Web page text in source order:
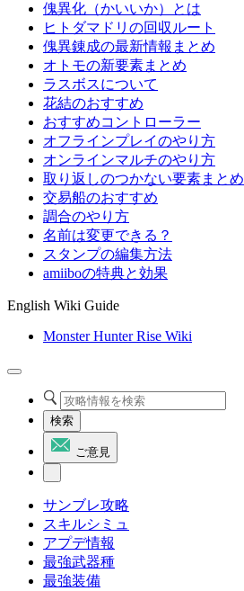
傀異化（かいいか）とは
ヒトダマドリの回収ルート
傀異錬成の最新情報まとめ
オトモの新要素まとめ
ラスボスについて
花結のおすすめ
おすすめコントローラー
オフラインプレイのやり方
オンラインマルチのやり方
取り返しのつかない要素まとめ
交易船のおすすめ
調合のやり方
名前は変更できる？
スタンプの編集方法
amiiboの特典と効果
English Wiki Guide
Monster Hunter Rise Wiki
検索
ご意見
サンブレ攻略
スキルシミュ
アプデ情報
最強武器種
最強装備